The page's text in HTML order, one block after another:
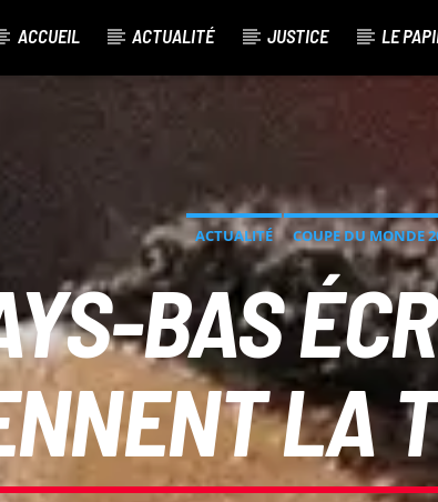
ACCUEIL ACTUALITÉ JUSTICE LE
ACTUALITÉ COUPE DU MONDE
BAS
LA